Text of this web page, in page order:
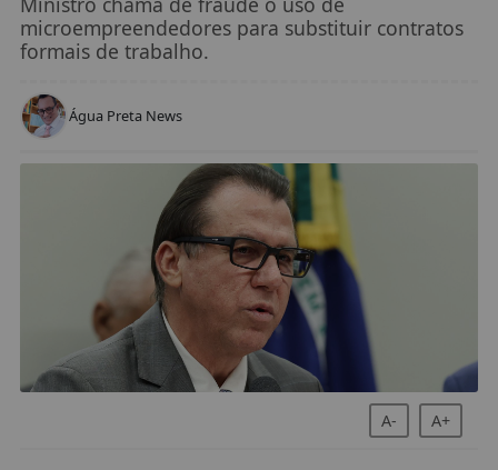
microempreendedores para substituir contratos
formais de trabalho.
Água Preta News
A- A+